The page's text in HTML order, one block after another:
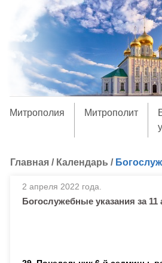
Митрополия Митрополит
Главная / Календарь /
2 апреля 2022 года.
Богослужебные указания за 11